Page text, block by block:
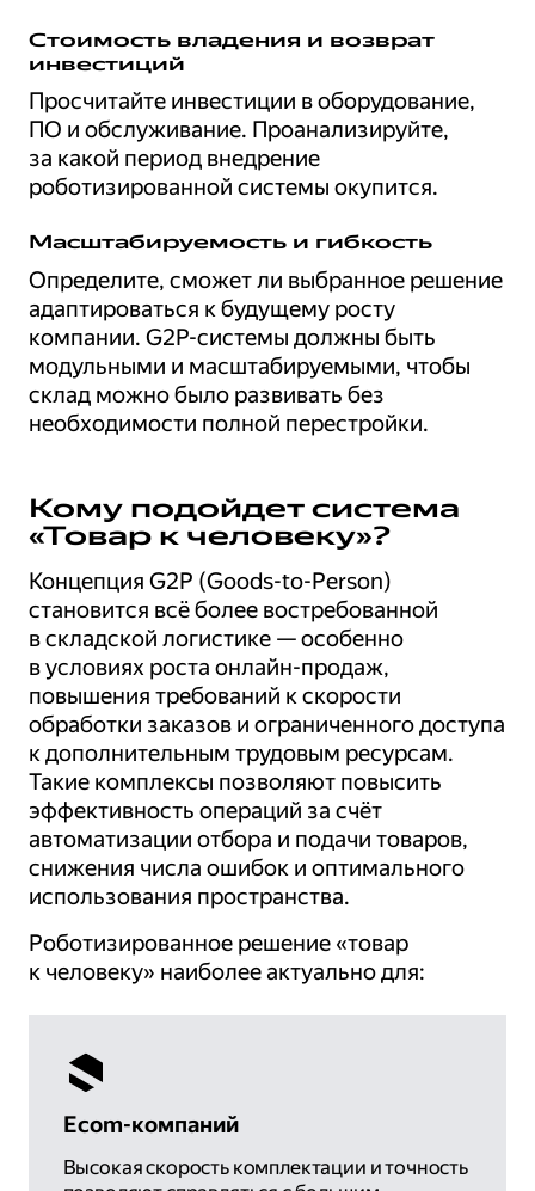
Стоимость владения и возврат
инвестиций
Просчитайте инвестиции в оборудование,
ПО и обслуживание. Проанализируйте,
за какой период внедрение
роботизированной системы окупится.
Масштабируемость и гибкость
Определите, сможет ли выбранное решение
адаптироваться к будущему росту
компании. G2P-системы должны быть
модульными и масштабируемыми, чтобы
склад можно было развивать без
необходимости полной перестройки.
Кому подойдет система
«Товар к человеку»?
Концепция G2P (Goods-to-Person)
становится всё более востребованной
в складской логистике — особенно
в условиях роста онлайн-продаж,
повышения требований к скорости
обработки заказов и ограниченного доступа
к дополнительным трудовым ресурсам.
Такие комплексы позволяют повысить
эффективность операций за счёт
автоматизации отбора и подачи товаров,
снижения числа ошибок и оптимального
использования пространства.
Роботизированное решение «товар
к человеку» наиболее актуально для:
Ecom-компаний
Высокая скорость комплектации и точность